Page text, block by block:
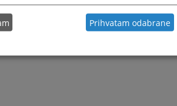
Prihvatam odabrane